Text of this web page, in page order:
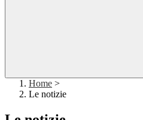
Home >
Le notizie